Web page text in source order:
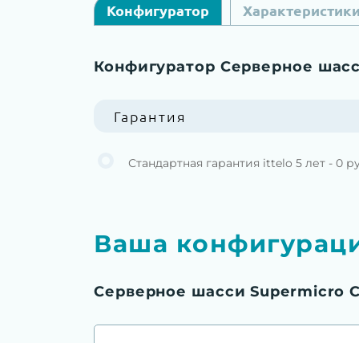
Конфигуратор Характеристики
Конфигуратор Серверное
Гарантия
Стандартная гарантия ittelo 5 лет - 0
Ваша
Серверное шасси Supermicro